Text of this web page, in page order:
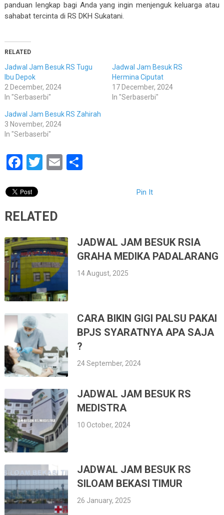
panduan lengkap bagi Anda yang ingin menjenguk keluarga atau
sahabat tercinta di RS DKH Sukatani.
RELATED
Jadwal Jam Besuk RS Tugu
Ibu Depok
2 December, 2024
In "Serbaserbi"
Jadwal Jam Besuk RS
Hermina Ciputat
17 December, 2024
In "Serbaserbi"
Jadwal Jam Besuk RS Zahirah
3 November, 2024
In "Serbaserbi"
Facebook
Twitter
EmailShare
Pin It
RELATED
JADWAL JAM BESUK RSIA
GRAHA MEDIKA PADALARANG
14 August, 2025
CARA BIKIN GIGI PALSU PAKAI
BPJS SYARATNYA APA SAJA
?
24 September, 2024
JADWAL JAM BESUK RS
MEDISTRA
10 October, 2024
JADWAL JAM BESUK RS
SILOAM BEKASI TIMUR
26 January, 2025